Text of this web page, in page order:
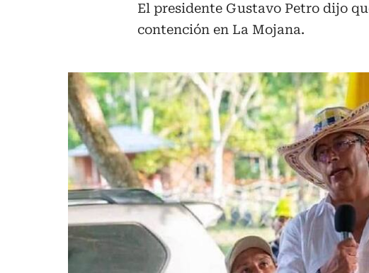
El presidente Gustavo Petro dijo
contención en La Mojana.